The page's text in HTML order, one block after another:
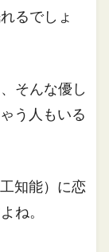
るでしょ
そんな優し
う人もいる
知能）に恋
ね。